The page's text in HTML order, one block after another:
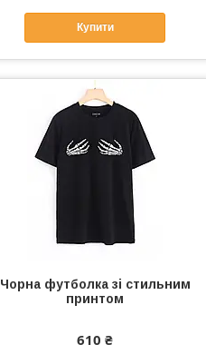
Купити
Чорна футболка зі стильним
принтом
610 ₴